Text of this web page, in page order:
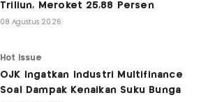
Triliun, Meroket 25,88 Persen
08 Agustus 2026
Hot Issue
OJK Ingatkan Industri Multifinance
Soal Dampak Kenaikan Suku Bunga